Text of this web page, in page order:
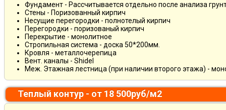
Фундамент - Рассчитывается отдельно после анализа
Стены - Поризованный кирпич
Несущие перегородки - полнотелый кирпич
Перегородки - поризованый кирпич
Перекрытие - монолитное
Стропильная система - доска 50*200мм.
Кровля - металлочерепица
Вент. каналы - Shidel
Меж. Этажная лестница (при наличии второго этажа) -
Теплый контур - от 18 500руб/м2